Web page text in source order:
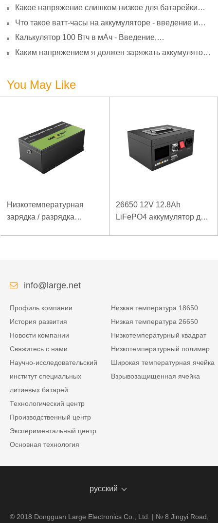
Какое напряжение слишком низкое для батарейки
старение
Что такое ватт-часы на аккумуляторе - введение и
Калькулятор 100 Втч в мАч - Введение,
Каким напряжением я должен заряжать аккумулятор
You May Like
Низкотемпературная
зарядка / разрядка
26650 12V 12.8Ah
LiFePO4 аккумулятор для
info@large.net
Профиль компании
История развития
Новости компании
Свяжитесь с нами
Научно-исследовательский
институт специальных
литиевых батарей
Технологический центр
Производственный центр
Экспериментальный центр
Основная технология
Низкая температура 18650
Низкая температура 26650
Низкотемпературный квадрат
Низкотемпературный полимер
Широкая температурная ячейка
Взрывозащищенная ячейка
русский
© 2018 Dongguan Large Electronics Co., Ltd. | № 8 Jingyi Road,